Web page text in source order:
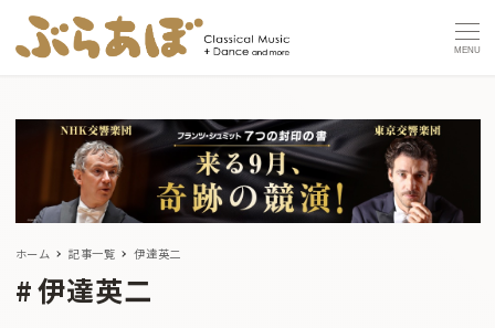
MENU
ホーム 記事一覧 伊達英二
伊達英二